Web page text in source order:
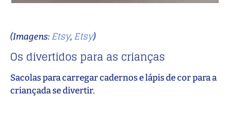
(Imagens:Etsy, Etsy)
Os divertidos para as crianças
Sacolas para carregar cadernos e lápis de cor para a
criançada se divertir.